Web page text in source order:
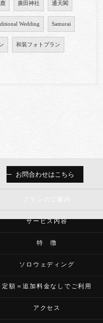
鹿 廣田神社 通天閣
Wedding Samurai
和装フォトプラン
お問合わせはこちら
サービス内容
特 徴
ソロウェディング
定額＝追加料金なしでご利用
アクセス